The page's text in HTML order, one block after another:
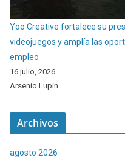
Yoo Creative fortalece su
videojuegos y amplía las
empleo
16 julio, 2026
Arsenio Lupin
Archivos
agosto 2026